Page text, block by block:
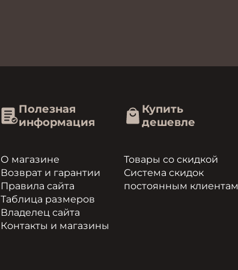
Полезная
информация
О магазине
Возврат и гарантии
Правила сайта
Таблица размеров
Владелец сайта
Контакты и магазины
Купить
дешевле
Товары со скидкой
Система скидок
постоянным клиентам